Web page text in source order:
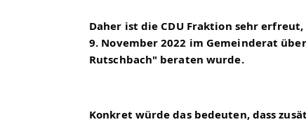
Daher ist die CDU Fraktion sehr
9. November 2022 im Gemeinderat
Rutschbach" beraten wurde.
Konkret würde das bedeuten, dass